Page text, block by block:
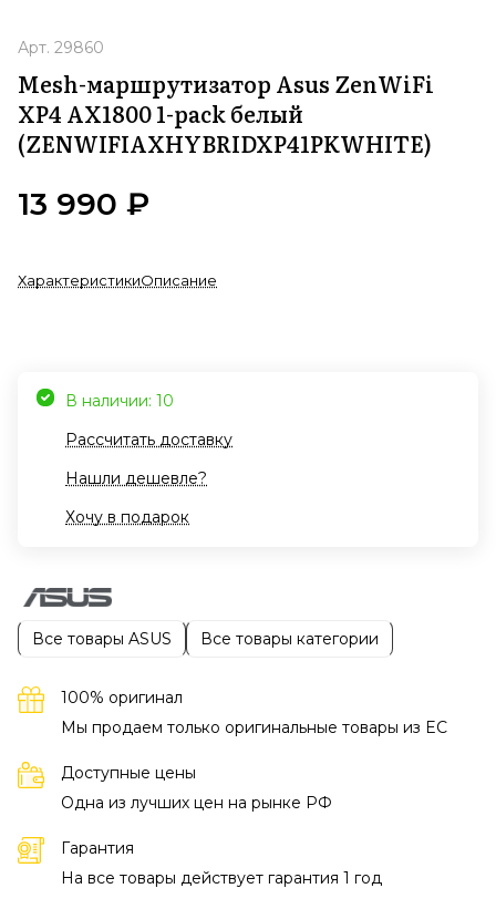
Арт. 29860
Mesh-маршрутизатор Asus ZenWiFi
XP4 AX1800 1-pack белый
(ZENWIFIAXHYBRIDXP41PKWHITE)
13 990 ₽
ХарактеристикиОписание
В наличии: 10
Рассчитать доставку
Нашли дешевле?
Хочу в подарок
Все товары ASUS Все товары категории
100% оригинал
Мы продаем только оригинальные товары из EC
Доступные цены
Одна из лучших цен на рынке РФ
Гарантия
На все товары действует гарантия 1 год